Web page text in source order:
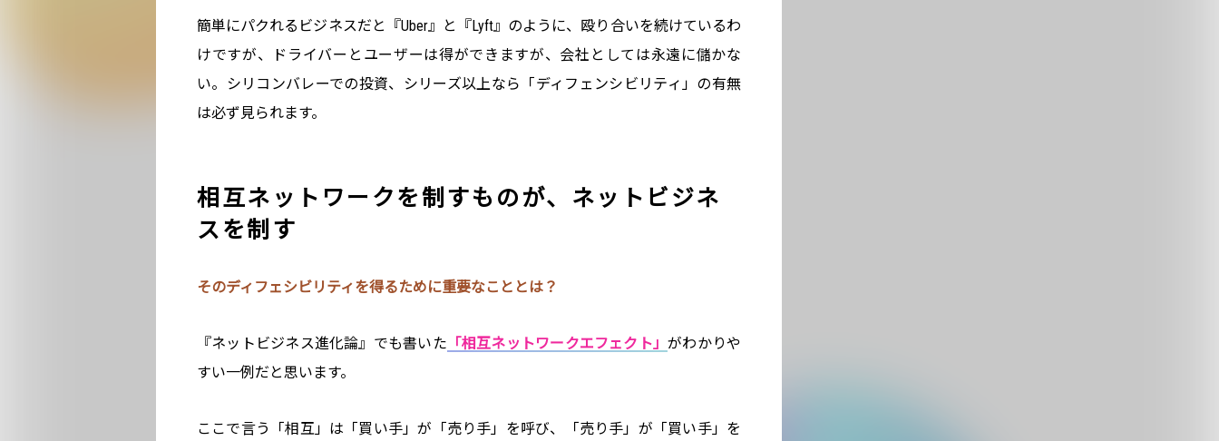
簡単にパクれるビジネスだと『Uber』と『Lyft』のように、殴り合いを続けているわ
けですが、ドライバーとユーザーは得ができますが、会社としては永遠に儲かな
い。シリコンバレーでの投資、シリーズ以上なら「ディフェンシビリティ」の有無
は必ず見られます。
相互ネットワークを制すものが、ネットビジネ
スを制す
そのディフェシビリティを得るために重要なこととは？
『ネットビジネス進化論』でも書いた 「相互ネットワークエフェクト」がわかりや
すい一例だと思います。
ここで言う「相互」は「買い手」が「売り手」を呼び、「売り手」が「買い手」を